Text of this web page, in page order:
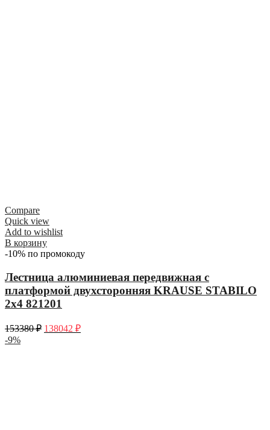
Compare
Quick view
Add to wishlist
В корзину
-10% по промокоду
Лестница алюминиевая передвижная с
платформой двухсторонняя KRAUSE STABILO
2х4 821201
153380₽ 138042 ₽
-9%